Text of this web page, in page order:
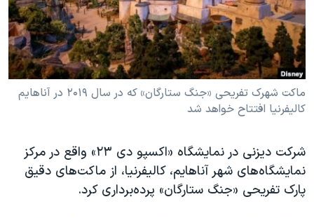
فرهنگ و زندگی
حقوق شهروندی
اقتصادی
علم و فناوری
اسرائیل در جنگ
آرشیو پخش زنده
مستندها
انتخابات ریاست جمهوری آمریکا ۲۰۲۴
حمله جمهوری اسلامی به اسرائیل
رمز مهسا
ورزش زنان در ایران
مجموعه مستندهای دادخواهی
تریبونال مردمی آبان ۹۸
دنبال کنید
زبانهای مختلف
ماکت شهرک تفریحی «جنگ ستارگان» که در سال ۲۰۱۹ در آناهایم
کالیفرنیا افتتاح خواهد شد
شرکت دیزنی در نمایشگاه «اکسپو دی ۲۳» واقع در مرکز
نمایشگاه‌های شهر آناهایم، کالیفرنیا، از ماکت‌های دقیق
پارک تفریحی «جنگ ستارگان» پرده‌برداری کرد.